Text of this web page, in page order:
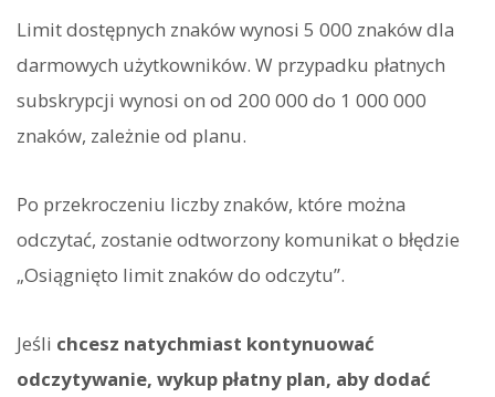
Limit dostępnych znaków wynosi 5 000 znaków dla
darmowych użytkowników. W przypadku płatnych
subskrypcji wynosi on od 200 000 do 1 000 000
znaków, zależnie od planu.
Po przekroczeniu liczby znaków, które można
odczytać, zostanie odtworzony komunikat o błędzie
„Osiągnięto limit znaków do odczytu”.
Jeśli chcesz natychmiast kontynuować
odczytywanie, wykup płatny plan, aby dodać